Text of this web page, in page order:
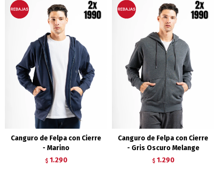
Canguro de Felpa con Cierre
- Marino
$ 1.290
Canguro de Felpa con Cierre
- Gris Oscuro Melange
$ 1.290